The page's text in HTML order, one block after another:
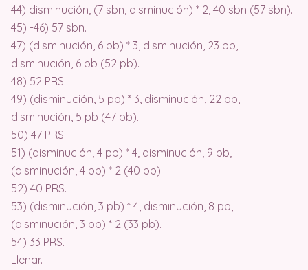
44) disminución, (7 sbn, disminución) * 2, 40 sbn (57 sbn).
45) -46) 57 sbn.
47) (disminución, 6 pb) * 3, disminución, 23 pb,
disminución, 6 pb (52 pb).
48) 52 PRS.
49) (disminución, 5 pb) * 3, disminución, 22 pb,
disminución, 5 pb (47 pb).
50) 47 PRS.
51) (disminución, 4 pb) * 4, disminución, 9 pb,
(disminución, 4 pb) * 2 (40 pb).
52) 40 PRS.
53) (disminución, 3 pb) * 4, disminución, 8 pb,
(disminución, 3 pb) * 2 (33 pb).
54) 33 PRS.
Llenar.